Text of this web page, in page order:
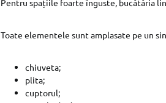
Pentru spațiile foarte înguste, bucătăria
Toate elementele sunt amplasate pe un
chiuveta;
plita;
cuptorul;